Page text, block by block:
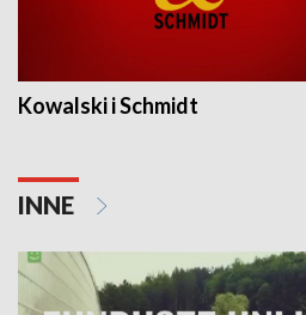
Kowalski i Schmidt
INNE